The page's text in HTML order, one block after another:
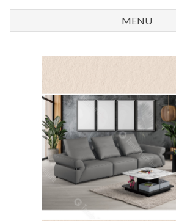
MENU